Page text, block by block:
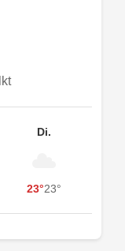
Di.
23°23°